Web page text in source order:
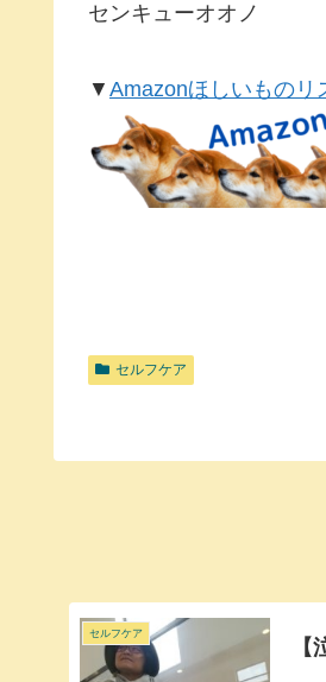
センキューオオノ
▼ Amazonほしいものリ
セルフケア
セルフケア